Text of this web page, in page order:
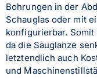
Bohrungen in der
Schauglas oder mit
konfigurierbar.
da die Sauglanze
letztendlich auch
und